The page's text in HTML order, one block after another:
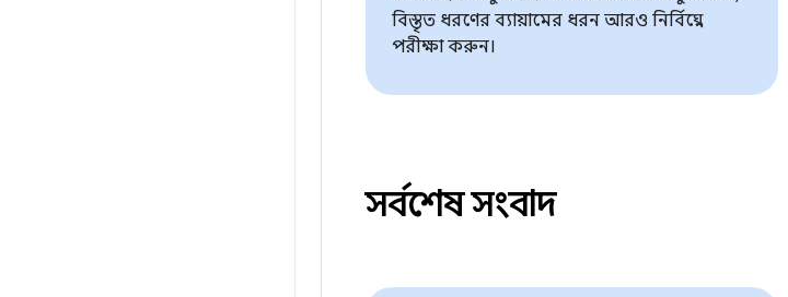
বিস্তৃত ধরণের ব্যায়ামের ধরন আরও নির্বিঘ্নে
পরীক্ষা করুন।
সর্বশেষ সংবাদ